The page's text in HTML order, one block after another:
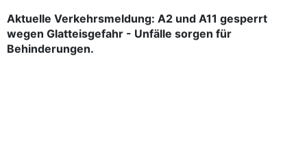
Aktuelle Verkehrsmeldung: A2 und A11 gesperrt
wegen Glatteisgefahr - Unfälle sorgen für
Behinderungen.